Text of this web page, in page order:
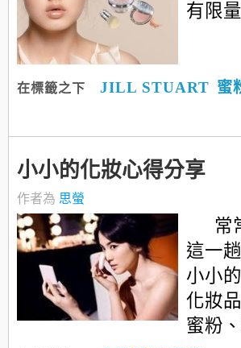
有限
在標籤之下 JILL STUART 蜜
小小的化妝心得分享
作者為 思螢
常
這一
小小
化妝
蜜粉